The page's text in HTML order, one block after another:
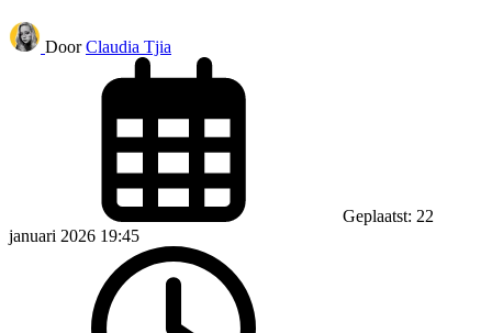
Door Claudia Tjia
Geplaatst: 22
januari 2026 19:45